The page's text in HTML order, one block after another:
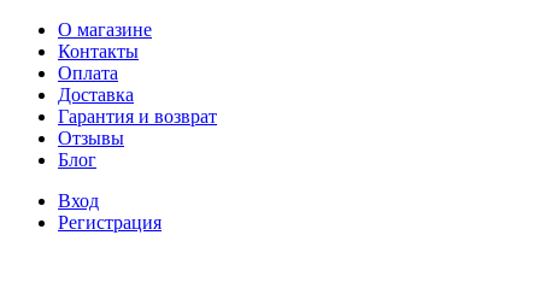
О магазине
Контакты
Оплата
Доставка
Гарантия и возврат
Отзывы
Блог
Вход
Регистрация